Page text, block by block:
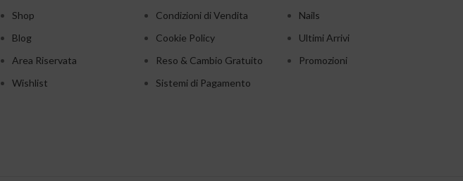
Shop
Blog
Area Riservata
Wishlist
Condizioni di Vendita
Cookie Policy
Reso & Cambio Gratuito
Sistemi di Pagamento
Nails
Ultimi Arrivi
Promozioni